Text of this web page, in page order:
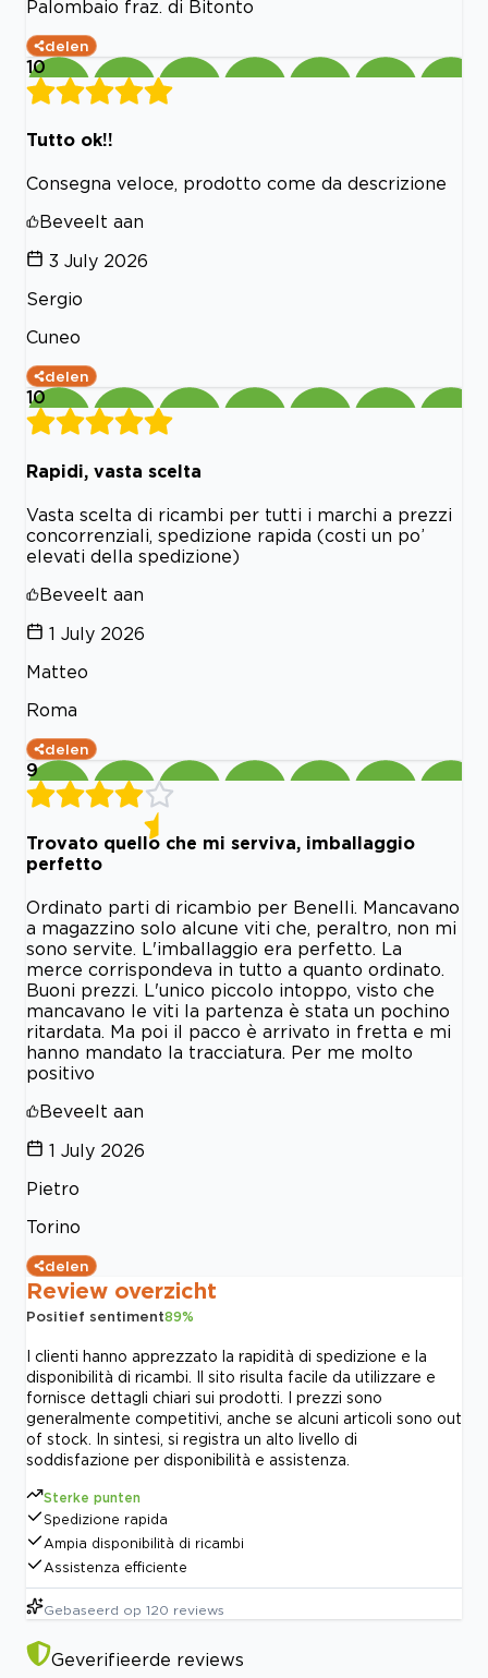
Palombaio fraz. di Bitonto
delen
10
Tutto ok!!
Consegna veloce, prodotto come da descrizione
Beveelt aan
3 July 2026
Sergio
Cuneo
delen
10
Rapidi, vasta scelta
Vasta scelta di ricambi per tutti i marchi a prezzi
concorrenziali, spedizione rapida (costi un po’
elevati della spedizione)
Beveelt aan
1 July 2026
Matteo
Roma
delen
9
Trovato quello che mi serviva, imballaggio
perfetto
Ordinato parti di ricambio per Benelli. Mancavano
a magazzino solo alcune viti che, peraltro, non mi
sono servite. L'imballaggio era perfetto. La
merce corrispondeva in tutto a quanto ordinato.
Buoni prezzi. L'unico piccolo intoppo, visto che
mancavano le viti la partenza è stata un pochino
ritardata. Ma poi il pacco è arrivato in fretta e mi
hanno mandato la tracciatura. Per me molto
positivo
Beveelt aan
1 July 2026
Pietro
Torino
delen
Review overzicht
Positief sentiment89%
I clienti hanno apprezzato la rapidità di spedizione e la
disponibilità di ricambi. Il sito risulta facile da utilizzare e
fornisce dettagli chiari sui prodotti. I prezzi sono
generalmente competitivi, anche se alcuni articoli sono out
of stock. In sintesi, si registra un alto livello di
soddisfazione per disponibilità e assistenza.
Sterke punten
Spedizione rapida
Ampia disponibilità di ricambi
Assistenza efficiente
Gebaseerd op 120 reviews
Geverifieerde reviews